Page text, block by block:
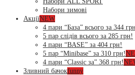
Набори зимові
АкціїNEW
4 пари “База” всього за 344
5 пар слідів всього за 285 грн!
4 пари “BASE” за 404 грн!
5 пар “Minibase” за 310 грн!
4 пари “Classic за” 368 грн!
Зливний бачокfunny